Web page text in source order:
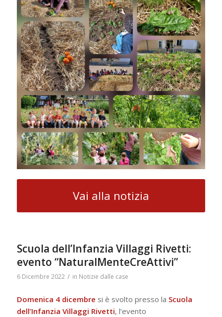
Vai alla notizia
Scuola dell’Infanzia Villaggi Rivetti:
evento “NaturalMenteCreAttivi”
6 Dicembre 2022 / in Notizie dalle case
Domenica 4 dicembre si è svolto presso la Scuola
dell’Infanzia Villaggi Rivetti, l’evento